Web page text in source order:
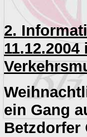
2.
11.12.2004
ein Gang
Betzdorfer